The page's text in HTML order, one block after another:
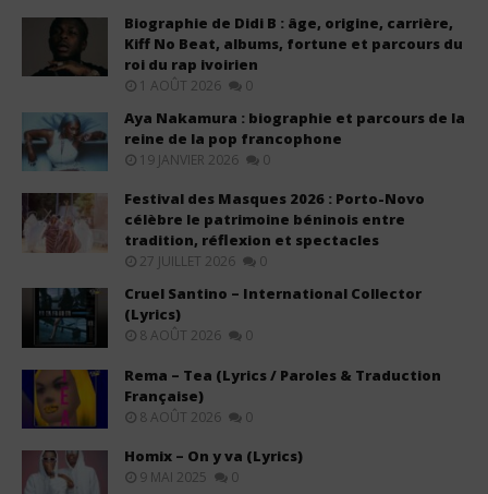
Biographie de Didi B : âge, origine, carrière,
Kiff No Beat, albums, fortune et parcours du
roi du rap ivoirien
1 AOÛT 2026 0
Aya Nakamura : biographie et parcours de la
reine de la pop francophone
19 JANVIER 2026 0
Festival des Masques 2026 : Porto-Novo
célèbre le patrimoine béninois entre
tradition, réflexion et spectacles
27 JUILLET 2026 0
Cruel Santino – International Collector
(Lyrics)
8 AOÛT 2026 0
Rema – Tea (Lyrics / Paroles & Traduction
Française)
8 AOÛT 2026 0
Homix – On y va (Lyrics)
9 MAI 2025 0